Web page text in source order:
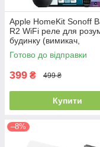
Apple HomeKit Sonoff
R2 WiFi реле для
будинку (вимикач,
выключатель для
дома, eWeLink)
Готово до відправки
399 ₴ 499 ₴
Купити
–8%